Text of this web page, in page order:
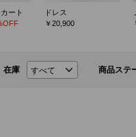
ート
ドレス
￥20,900
在庫 商品ステ